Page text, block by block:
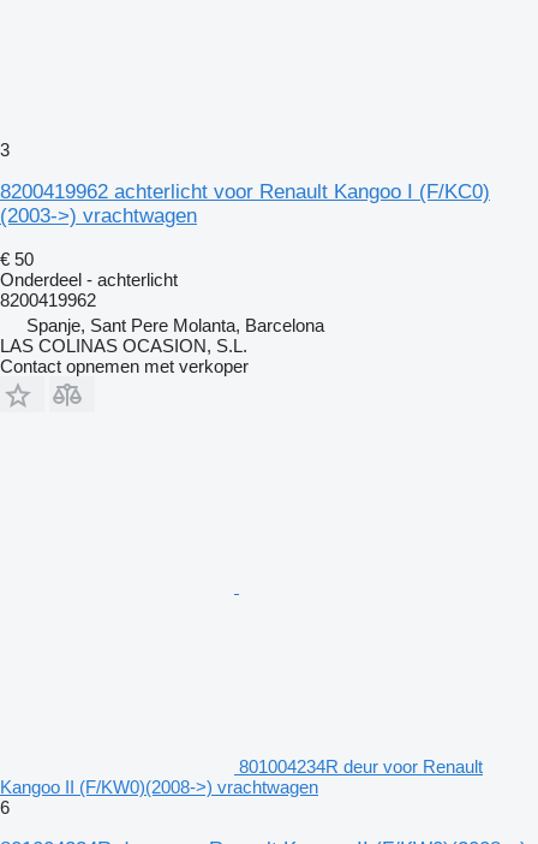
3
8200419962 achterlicht voor Renault Kangoo I (F/KC0)
(2003->) vrachtwagen
€ 50
Onderdeel - achterlicht
8200419962
Spanje, Sant Pere Molanta, Barcelona
LAS COLINAS OCASION, S.L.
Contact opnemen met verkoper
801004234R deur voor Renault
Kangoo II (F/KW0)(2008->) vrachtwagen
6